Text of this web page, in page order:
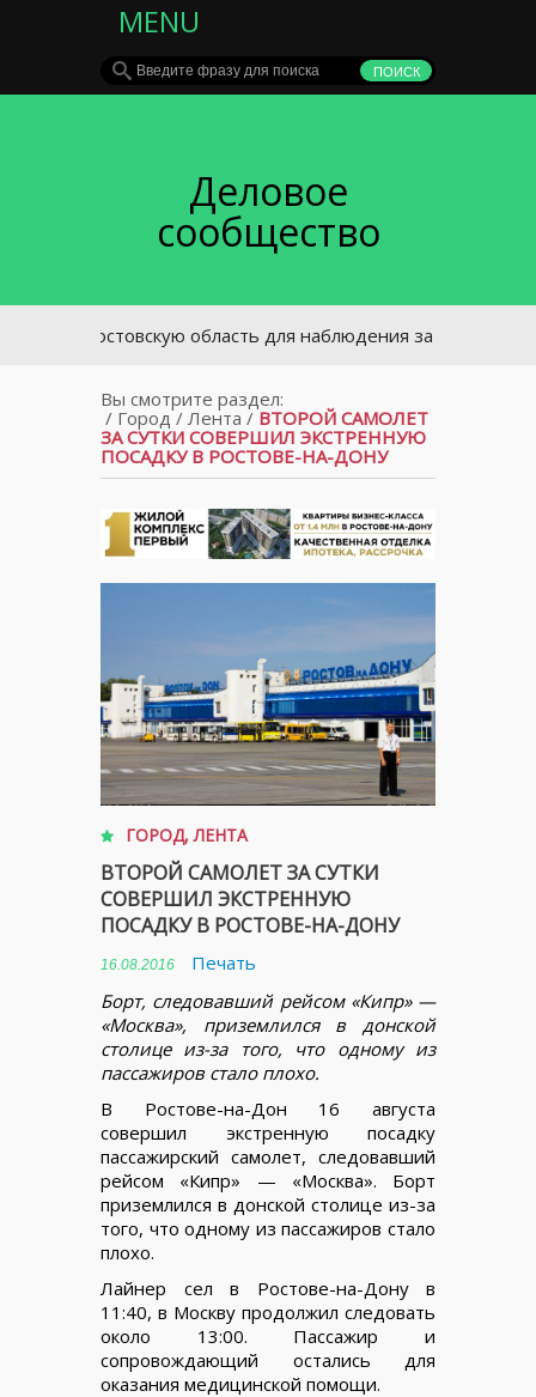
MENU
Деловое
сообщество
В Ростовскую область для наблюдения за
Вы смотрите раздел:
/ Город/ Лента / ВТОРОЙ САМОЛЕТ
ЗА СУТКИ СОВЕРШИЛ ЭКСТРЕННУЮ
ПОСАДКУ В РОСТОВЕ-НА-ДОНУ
ГОРОД,ЛЕНТА
ВТОРОЙ САМОЛЕТ ЗА СУТКИ
СОВЕРШИЛ ЭКСТРЕННУЮ
ПОСАДКУ В РОСТОВЕ-НА-ДОНУ
16.08.2016
Печать
Борт, следовавший рейсом «Кипр» —
«Москва», приземлился в донской
столице из-за того, что одному из
пассажиров стало плохо.
В Ростове-на-Дон 16 августа
совершил экстренную посадку
пассажирский самолет, следовавший
рейсом «Кипр» — «Москва». Борт
приземлился в донской столице из-за
того, что одному из пассажиров стало
плохо.
Лайнер сел в Ростове-на-Дону в
11:40, в Москву продолжил следовать
около 13:00. Пассажир и
сопровождающий остались для
оказания медицинской помощи.